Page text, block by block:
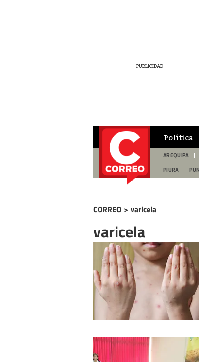
Política
AREQUIPA
PIURA
CORREO > varicela
varicela